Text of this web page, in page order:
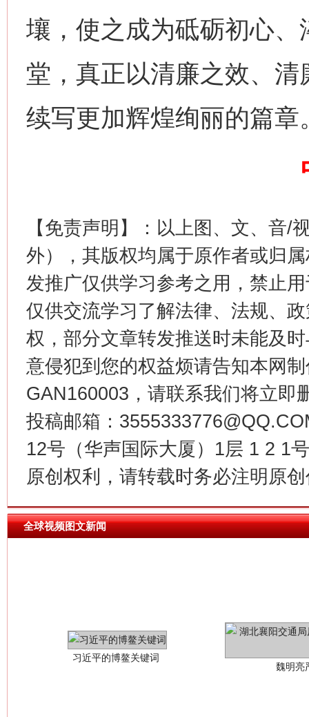
壤，使之成为砥砺初心
堂，真正以清廉之效、
续写更加辉煌绚丽的篇章
【免责声明】：以上图、文、音/
外），其版权均属于原作者或归
发推广仅供学习参考之用，禁止
仅供交流学习了解法律、法规、
权，部分文章转发推送时未能及
意侵犯到您的权益烦请告知本网
GAN160003，请联系我们将立即
投稿邮箱：
12号（华声国际大厦）1层 1 2 1
原创权利，请转载时务必注明原
全球视频图文新闻
网上购药对药下症？
在谋一域中谋全局
今